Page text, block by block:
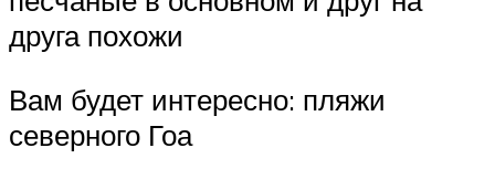
друга похожи
Вам будет интересно: пляжи
северного Гоа